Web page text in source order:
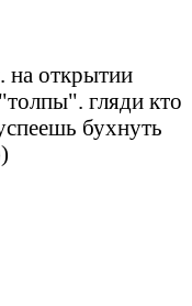
на открытии
гляди кто
бухнуть